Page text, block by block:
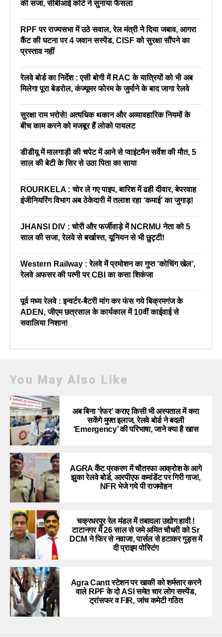
की सजा, सीबीआई कोर्ट ने सुनाया फैसला
RPF पर राज्यसभा में उठे सवाल, रेल मंत्री ने दिया जबाव, आगरा
कैंट की घटना पर 4 जवान सस्पेंड, CISF को सुरक्षा सौंपने का
प्रस्ताव नहीं
रेलवे बोर्ड का निर्देश : एसी बोगी में RAC के यात्रियों को भी अब
मिलेगा पूरा बेडरोल, कंज्यूमर फोरम के जुर्माने के बाद जागा रेलवे
सुरक्षा राम भरोसे! अत्यधिक थकान और अव्यावहारिक नियमों के
बीच काम करने को मजबूर हैं लोको पायलट
डीडीयू में मालगाड़ी की चपेट में आने से प्वाइंटमैन सर्वेश की मौत, 5
साल की बेटी के सिर से उठा पिता का साया
ROURKELA : चोर ले गए पाइप, बारिश में ढही दीवार, बेपरवाह
इंजीनियरिंग विभाग अब ठेकेदारी में तलाश रहा ‘कमाई’ का जुगाड़!
JHANSI DIV : चोरी और फर्जीवाड़े में NCRMU नेता को 5
साल की सजा, रेलवे से बर्खास्त, यूनियन से भी छुट्टी!
Western Railway : रेलवे में प्रमोशन का गुप्त ‘कोचिंग खेल’,
रेलवे अफसर की पत्नी पर CBI का कसा शिकंजा
पूर्व मध्य रेलवे : इन्वर्टर-बैटरी मांग कर फंस गये बिक्रमगंज के
ADEN, जीएम छत्रसाल के कार्यकाल में 10वीं काईवाई से
सवालिया निशान!
You May Also Like
अब बिना ‘रेफर’ कराए किसी भी अस्पताल में करा
सकेंगे मुफ्त इलाज, रेलवे बोर्ड ने बदली
‘Emergency’ की परिभाषा, जाने क्या है खास
AGRA कैंट प्रकरण में चौतरफा आक्रोश के आगे
झुका रेलवे बोर्ड, आरपीएफ कमांडेंट पर गिरी गाज!,
NFR भेजे गये पी राजमोहन
चक्रधरपुर रेल मंडल में तबादला उद्योग हावी !
टाटानगर में 26 साल से जमे अमित चौधरी को Sr
DCM ने फिर से नवाजा, पार्सल से हटाकर गुड्स में
दी प्राइम पोस्टिंग
Agra Cantt स्टेशन पर खाकी को शर्मसार करने
वाले RPF के दो ASI समेत चार लोग सस्पेंड,
ट्रांसफर व FIR, जांच कमेटी गठित